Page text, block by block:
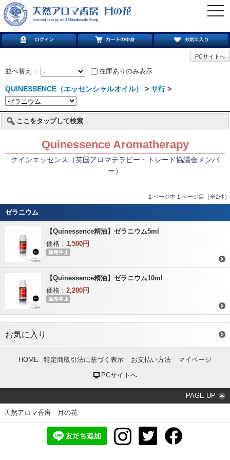
PCサイトへ
並べ替え： 在庫ありのみ表示
QUINESSENCE（エッセンシャルオイル） > サ行>
ここをタップして検索
Quinessence Aromatherapy
クインエッセンス（英国アロマテラピー・トレード協議会メンバ
ー）
1 ページ中 1 ページ目（全2件）
ゼラニウム
【Quinessence精油】ゼラニウム5ml
価格： 1,500円
【Quinessence精油】ゼラニウム10ml
価格： 2,200円
お気に入り
HOME 特定商取引法に基づく表示 お支払い方法
マイページ
PCサイトへ
PAGE UP
天然アロマ香房 月の花